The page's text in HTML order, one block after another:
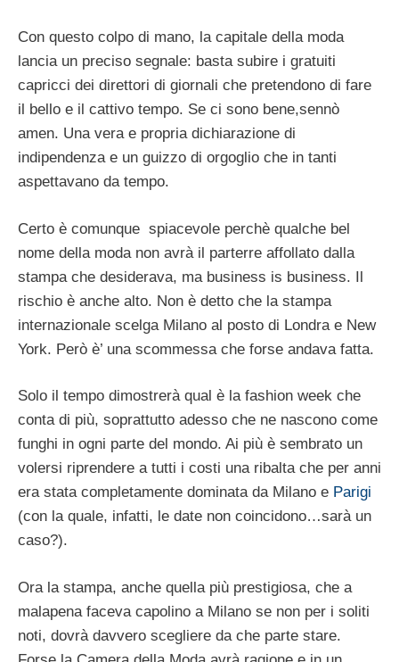
Con questo colpo di mano, la capitale della moda
lancia un preciso segnale: basta subire i gratuiti
capricci dei direttori di giornali che pretendono di fare
il bello e il cattivo tempo. Se ci sono bene,sennò
amen. Una vera e propria dichiarazione di
indipendenza e un guizzo di orgoglio che in tanti
aspettavano da tempo.
Certo è comunque spiacevole perchè qualche bel
nome della moda non avrà il parterre affollato dalla
stampa che desiderava, ma business is business. Il
rischio è anche alto. Non è detto che la stampa
internazionale scelga Milano al posto di Londra e New
York. Però è’ una scommessa che forse andava fatta.
Solo il tempo dimostrerà qual è la fashion week che
conta di più, soprattutto adesso che ne nascono come
funghi in ogni parte del mondo. Ai più è sembrato un
volersi riprendere a tutti i costi una ribalta che per anni
era stata completamente dominata da Milano e Parigi
(con la quale, infatti, le date non coincidono…sarà un
caso?).
Ora la stampa, anche quella più prestigiosa, che a
malapena faceva capolino a Milano se non per i soliti
noti, dovrà davvero scegliere da che parte stare.